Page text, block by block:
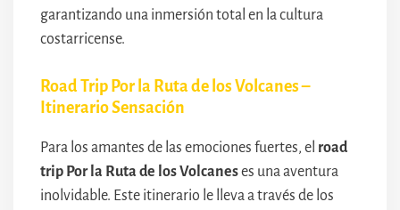
garantizando una inmersión total en la cultura
costarricense.
Road Trip Por la Ruta de los Volcanes –
Itinerario Sensación
Para los amantes de las emociones fuertes, el road
trip Por la Ruta de los Volcaneses una aventura
inolvidable. Este itinerario le lleva a través de los